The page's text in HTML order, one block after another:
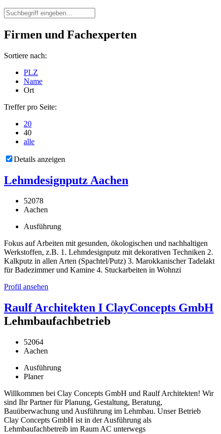
Firmen und Fachexperten
Sortiere nach:
PLZ
Name
Ort
Treffer pro Seite:
20
40
alle
Details anzeigen
Lehmdesignputz Aachen
52078
Aachen
Ausführung
Fokus auf Arbeiten mit gesunden, ökologischen und nachhaltigen
Werkstoffen, z.B. 1. Lehmdesignputz mit dekorativen Techniken 2.
Kalkputz in allen Arten (Spachtel/Putz) 3. Marokkanischer Tadelakt
für Badezimmer und Kamine 4. Stuckarbeiten in Wohnzi
Profil ansehen
Raulf Architekten I ClayConcepts GmbH
Lehmbaufachbetrieb
52064
Aachen
Ausführung
Planer
Willkommen bei Clay Concepts GmbH und Raulf Architekten! Wir
sind Ihr Partner für Planung, Gestaltung, Beratung,
Bauüberwachung und Ausführung im Lehmbau. Unser Betrieb
Clay Concepts GmbH ist in der Ausführung als
Lehmbaufachbetreib im Raum AC unterwegs